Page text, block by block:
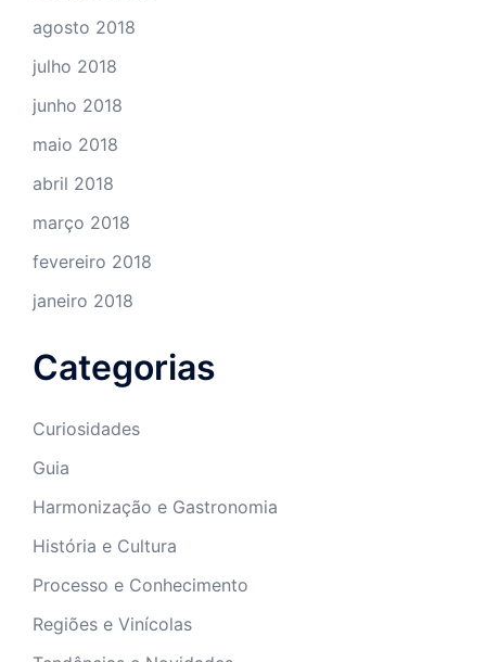
agosto 2018
julho 2018
junho 2018
maio 2018
abril 2018
março 2018
fevereiro 2018
janeiro 2018
Categorias
Curiosidades
Guia
Harmonização e Gastronomia
História e Cultura
Processo e Conhecimento
Regiões e Vinícolas